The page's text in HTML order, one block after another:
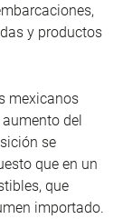
y productos
mexicanos
del
se
que en un
que
importado.